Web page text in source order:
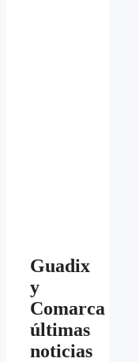
Guadix
y
Comarca
últimas
noticias